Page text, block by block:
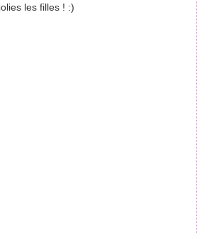
les filles ! :)